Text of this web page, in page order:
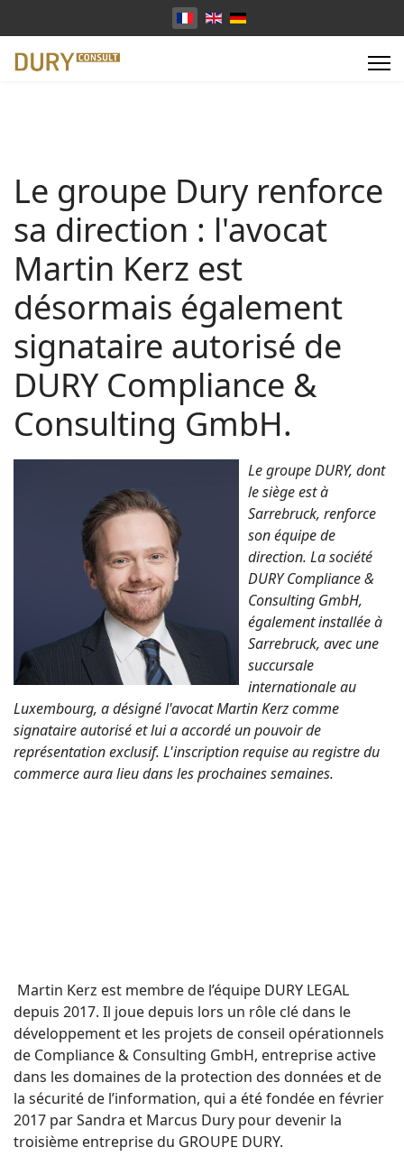
Sélectionnez votre langue
Le groupe Dury renforce
sa direction : l'avocat
Martin Kerz est
désormais également
signataire autorisé de
DURY Compliance &
Consulting GmbH.
Le groupe DURY, dont
le siège est à
Sarrebruck, renforce
son équipe de
direction. La société
DURY Compliance &
Consulting GmbH,
également installée à
Sarrebruck, avec une
succursale
internationale au
Luxembourg, a désigné l'avocat Martin Kerz comme
signataire autorisé et lui a accordé un pouvoir de
représentation exclusif. L'inscription requise au registre du
commerce aura lieu dans les prochaines semaines.
Martin Kerz est membre de l’équipe DURY LEGAL
depuis 2017. Il joue depuis lors un rôle clé dans le
développement et les projets de conseil opérationnels
de Compliance & Consulting GmbH, entreprise active
dans les domaines de la protection des données et de
la sécurité de l’information, qui a été fondée en février
2017 par Sandra et Marcus Dury pour devenir la
troisième entreprise du GROUPE DURY.